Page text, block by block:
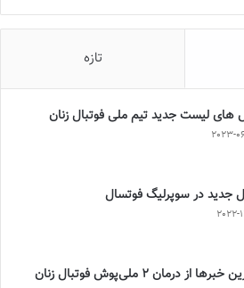
تازه
هاى ليست جدید تيم ملى فوتبال زنان
2023-
جدید در سوپرلیگ فوتسال
2022-
از درمان ۲ ملی‌پوش فوتبال زنان